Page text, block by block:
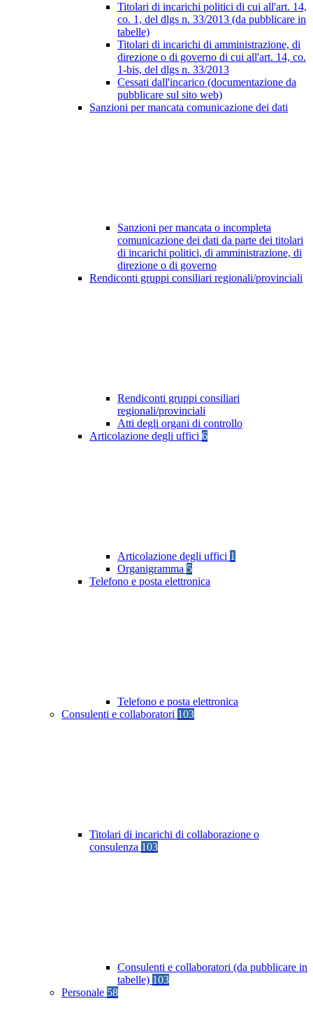
Titolari di incarichi politici di cui all'art. 14,
co. 1, del dlgs n. 33/2013 (da pubblicare in
tabelle)
Titolari di incarichi di amministrazione, di
direzione o di governo di cui all'art. 14, co.
1-bis, del dlgs n. 33/2013
Cessati dall'incarico (documentazione da
pubblicare sul sito web)
Sanzioni per mancata comunicazione dei dati
Sanzioni per mancata o incompleta
comunicazione dei dati da parte dei titolari
di incarichi politici, di amministrazione, di
direzione o di governo
Rendiconti gruppi consiliari regionali/provinciali
Rendiconti gruppi consiliari
regionali/provinciali
Atti degli organi di controllo
Articolazione degli uffici 6
Articolazione degli uffici 1
Organigramma 5
Telefono e posta elettronica
Telefono e posta elettronica
Consulenti e collaboratori 103
Titolari di incarichi di collaborazione o
consulenza 103
Consulenti e collaboratori (da pubblicare in
tabelle) 103
Personale 58